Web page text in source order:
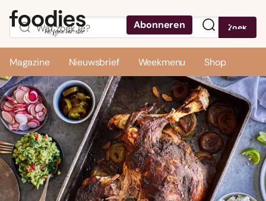
Abonneren Zoek
Magazine Nieuwsbrief Weekmenu Shop